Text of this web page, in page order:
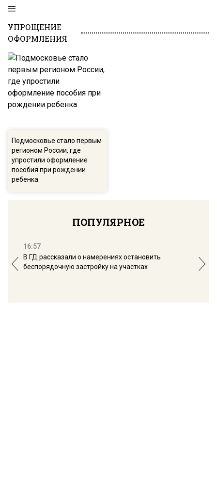
УПРОЩЕНИЕ
ОФОРМЛЕНИЯ
Подмосковье стало первым
регионом России, где
упростили оформление
пособия при рождении
ребенка
ПОПУЛЯРНОЕ
16:57
В ГД рассказали о намерениях остановить
беспорядочную застройку на участках